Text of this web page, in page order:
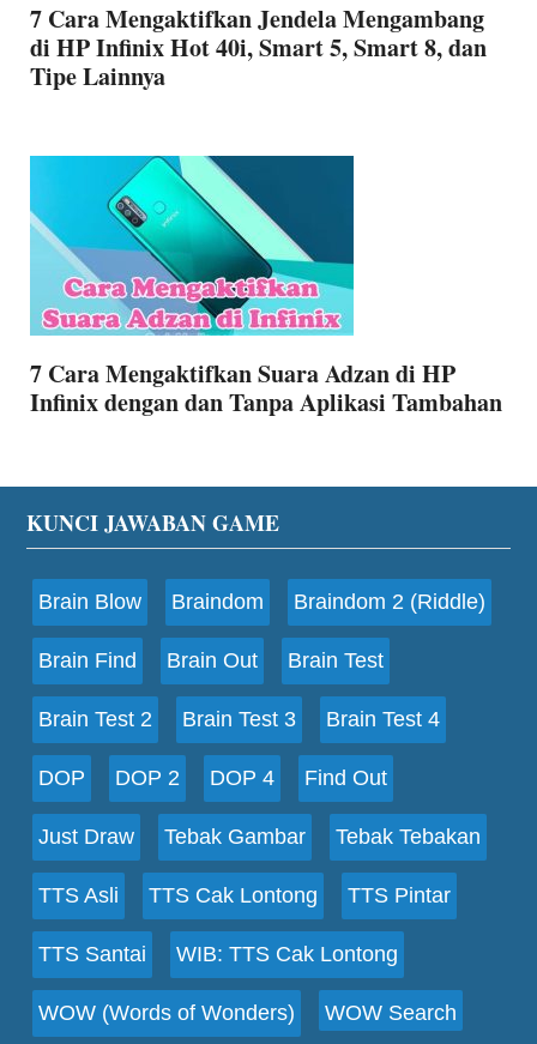
7 Cara Mengaktifkan Jendela Mengambang
di HP Infinix Hot 40i, Smart 5, Smart 8, dan
Tipe Lainnya
7 Cara Mengaktifkan Suara Adzan di HP
Infinix dengan dan Tanpa Aplikasi Tambahan
Footer
KUNCI JAWABAN GAME
Brain Blow Braindom Braindom 2 (Riddle)
Brain Find Brain Out Brain Test
Brain Test 2 Brain Test 3 Brain Test 4
DOP DOP 2 DOP 4 Find Out
Just Draw Tebak Gambar Tebak Tebakan
TTS Asli TTS Cak Lontong TTS Pintar
TTS Santai WIB: TTS Cak Lontong
WOW (Words of Wonders) WOW Search